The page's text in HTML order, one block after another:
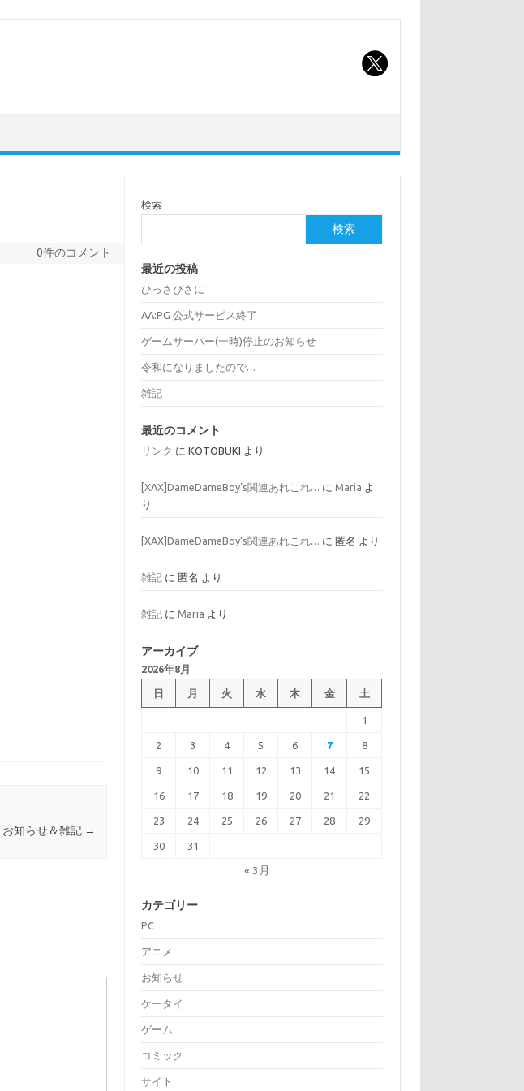
0件のコメント
お知らせ＆雑記 →
検索
検索
最近の投稿
ひっさびさに
AA:PG 公式サービス終了
ゲームサーバー(一時)停止のお知らせ
令和になりましたので…
雑記
最近のコメント
リンク にKOTOBUKI より
[XAX]DameDameBoy’s関連あれこれ… にMaria よ
り
[XAX]DameDameBoy’s関連あれこれ… に 匿名 より
雑記 に 匿名 より
雑記 にMaria より
アーカイブ
2026年8月
日 月 火 水 木 金 土
1
2 3 4 5 6 7 8
9 10 11 12 13 14 15
16 17 18 19 20 21 22
23 24 25 26 27 28 29
30 31
« 3月
カテゴリー
PC
アニメ
お知らせ
ケータイ
ゲーム
コミック
サイト